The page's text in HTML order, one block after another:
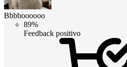
Bbbboooooo
89%
Feedback positivo